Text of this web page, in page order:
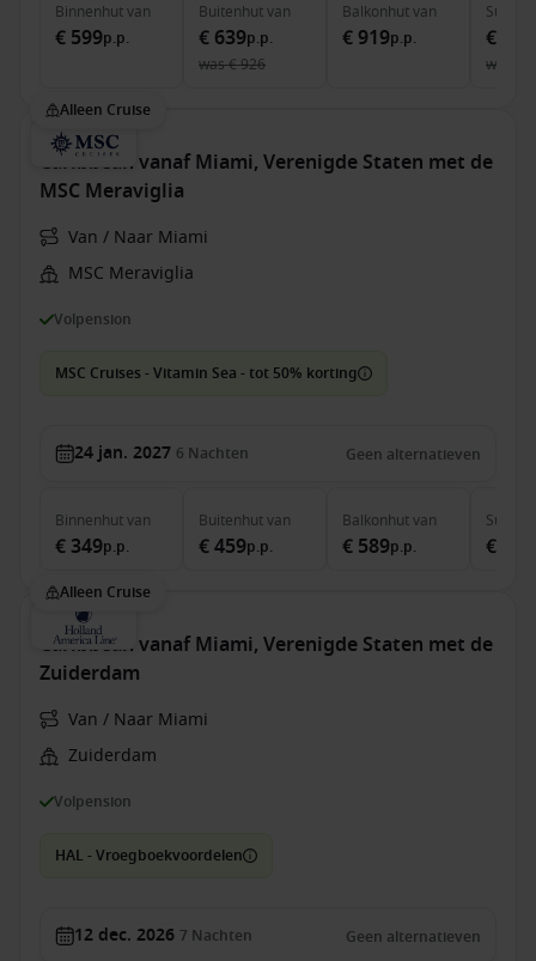
Binnenhutvan
€ 599p.p.
Buitenhutvan
€ 639p.p.
was€ 926
Balkonhutvan
€ 919p.p.
Suite
€
was
Alleen Cruise
Caribbean vanaf Miami, Verenigde Staten met de
MSC Meraviglia
Van / Naar Miami
MSC Meraviglia
Volpension
MSC Cruises - Vitamin Sea - tot 50% korting
24 jan. 2027 6 Nachten Geen alternatieven
Binnenhutvan
€ 349p.p.
Buitenhutvan
€ 459p.p.
Balkonhutvan
€ 589p.p.
Suite
€
Alleen Cruise
Caribbean vanaf Miami, Verenigde Staten met de
Zuiderdam
Van / Naar Miami
Zuiderdam
Volpension
HAL - Vroegboekvoordelen
12 dec. 2026 7 Nachten Geen alternatieven